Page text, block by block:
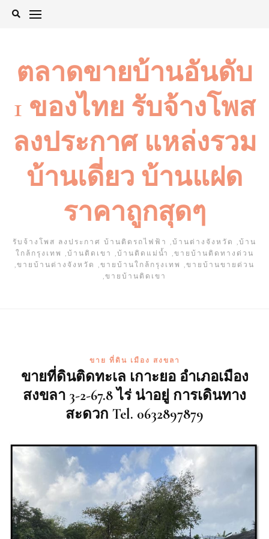
Skip
ตลาดขายบ้านอันดับ
1 ของไทย รับจ้างโพส
ลงประกาศ แหล่งรวม
บ้านเดี่ยว บ้านแฝด
ราคาถูกสุดๆ
รับจ้างโพส ลงประกาศ บ้านติดรถไฟฟ้า ,บ้านต่างจังหวัด ,บ้าน
ใกล้กรุงเทพ ,บ้านติดเขา ,บ้านติดแม่น้ำ ,ขายบ้านติดทางด่วน
,ขายบ้านต่างจังหวัด ,ขายบ้านใกล้กรุงเทพ ,ขายบ้านขายด่วน
,ขายบ้านติดเขา
ขาย ที่ดิน เมือง สงขลา
ขายที่ดินติดทะเล เกาะยอ อำเภอเมือง
สงขลา 3-2-67.8 ไร่ น่าอยู่ การเดินทาง
สะดวก Tel. 0632897879